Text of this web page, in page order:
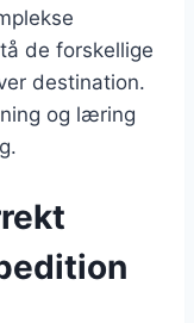
de forskellige
destination.
og læring